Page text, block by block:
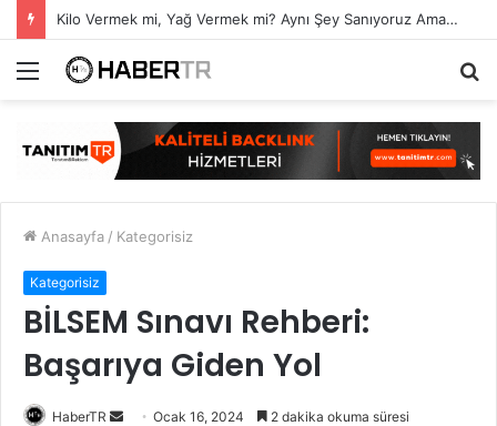
7 Ağustos Haftasında Vizyona Girecek Filmler
Menü
Anasayfa / Kategorisiz
Kategorisiz
BİLSEM Sınavı Rehberi:
Başarıya Giden Yol
HaberTR
Bir
Ocak 16, 2024 2 dakika okuma süresi